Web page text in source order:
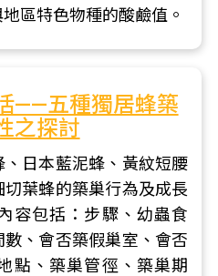
區特色物種的酸鹼值。
——五種獨居蜂築
之探討
日本藍泥蜂、黃紋短腰
葉蜂的築巢行為及成長
容包括：步驟、幼蟲食
、會否築假巢室、會否
點、築巢管徑、築巢期